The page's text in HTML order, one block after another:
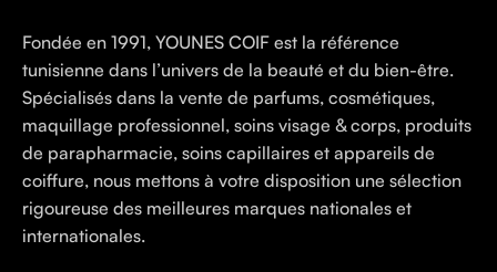
Fondée en 1991, YOUNES COIF est la référence
tunisienne dans l’univers de la beauté et du bien-être.
Spécialisés dans la vente de parfums, cosmétiques,
maquillage professionnel, soins visage & corps, produits
de parapharmacie, soins capillaires et appareils de
coiffure, nous mettons à votre disposition une sélection
rigoureuse des meilleures marques nationales et
internationales.